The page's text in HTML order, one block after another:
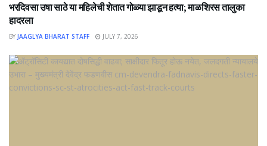
भरदिवसा उषा साठे या महिलेची शेतात गोळ्या झाडून हत्या; माळशिरस तालुका
हादरला
BY JAAGLYA BHARAT STAFF JULY 7, 2026